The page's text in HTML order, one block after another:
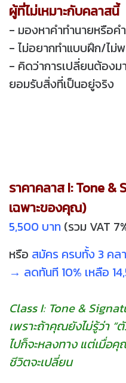
ผู้ที่ไม่เหมาะกับคลาสนี้
- มองหาคำทำนายหรือค
- ไม่อยากทำแบบฝึก/ไม่
- คิดว่าการเปลี่ยนต้องม
ยอมรับสิ่งที่เป็นอยู่จริง
ราคาคลาส I: Tone &
เฉพาะของคุณ)
5,500 บาท (รวม VAT
หรือ สมัคร ครบทั้ง 3 คล
→ ลดทันที 10% เหลือ
Class I: Tone &
เพราะถ้าคุณยังไม่รู้ว่า “
ไปก็จะหลงทาง แต่เมื่
ชีวิตจะเปลี่ยน